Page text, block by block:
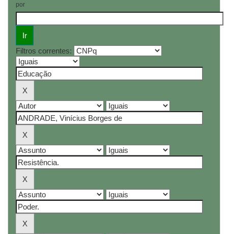
por
Filtros correntes: